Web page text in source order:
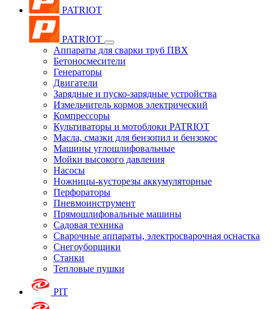
PATRIOT
PATRIOT
Аппараты для сварки труб ПВХ
Бетоносмесители
Генераторы
Двигатели
Зарядные и пуско-зарядные устройства
Измельчитель кормов электрический
Компрессоры
Культиваторы и мотоблоки PATRIOT
Масла, смазки для бензопил и бензокос
Машины углошлифовальные
Мойки высокого давления
Насосы
Ножницы-кусторезы аккумуляторные
Перфораторы
Пневмоинструмент
Прямошлифовальные машины
Садовая техника
Сварочные аппараты, электросварочная оснастка
Снегоуборщики
Станки
Тепловые пушки
PIT